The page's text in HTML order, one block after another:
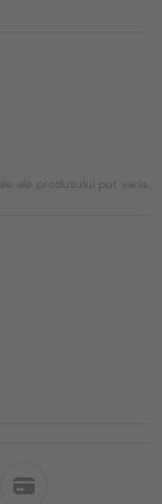
ale produsului pot varia.